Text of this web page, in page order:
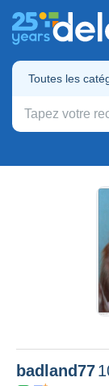
Toutes les
badland77